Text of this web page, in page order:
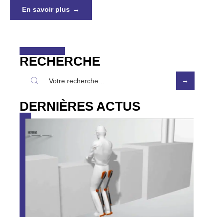
En savoir plus
RECHERCHE
DERNIÈRES ACTUS